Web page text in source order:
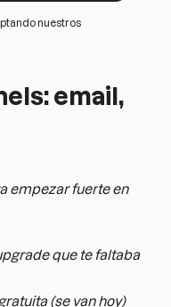
nuestros
email,
empezar fuerte en
que te faltaba
(se van hoy)